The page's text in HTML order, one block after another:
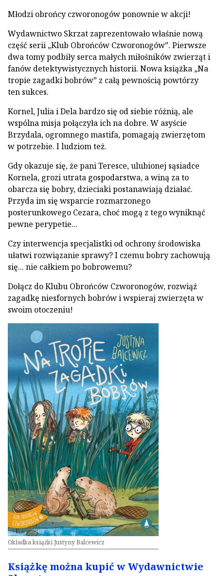
Młodzi obrońcy czworonogów ponownie w akcji!
Wydawnictwo Skrzat zaprezentowało właśnie nową
część serii „Klub Obrońców Czworonogów”. Pierwsze
dwa tomy podbiły serca małych miłośników zwierząt i
fanów detektywistycznych historii. Nowa książka „Na
tropie zagadki bobrów” z całą pewnością powtórzy
ten sukces.
Kornel, Julia i Dela bardzo się od siebie różnią, ale
wspólna misja połączyła ich na dobre. W asyście
Brzydala, ogromnego mastifa, pomagają zwierzętom
w potrzebie. I ludziom też.
Gdy okazuje się, że pani Teresce, ulubionej sąsiadce
Kornela, grozi utrata gospodarstwa, a winą za to
obarcza się bobry, dzieciaki postanawiają działać.
Przyda im się wsparcie rozmarzonego
posterunkowego Cezara, choć mogą z tego wyniknąć
pewne perypetie...
Czy interwencja specjalistki od ochrony środowiska
ułatwi rozwiązanie sprawy? I czemu bobry zachowują
się... nie całkiem po bobrowemu?
Dołącz do Klubu Obrońców Czworonogów, rozwiąż
zagadkę niesfornych bobrów i wspieraj zwierzęta w
swoim otoczeniu!
Okładka książki Justyny Balcewicz
Książkę można kupić w Wydawnictwie